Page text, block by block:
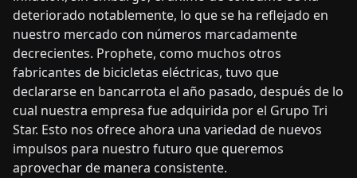
deteriorado notablemente, lo que se ha reflejado en
nuestro mercado con números marcadamente
decrecientes. Prophete, como muchos otros
fabricantes de bicicletas eléctricas, tuvo que
declararse en bancarrota el año pasado, después de lo
cual nuestra empresa fue adquirida por el Grupo Tri
Star. Esto nos ofrece ahora una variedad de nuevos
impulsos para nuestro futuro que queremos
aprovechar de manera consistente.